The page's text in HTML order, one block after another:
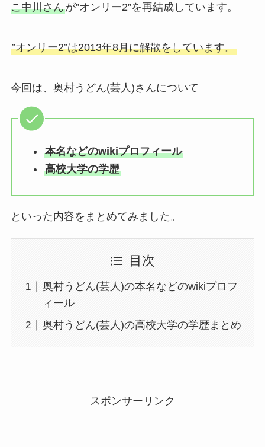
こ中川さんが”オンリー2”を再結成しています。
”オンリー2”は2013年8月に解散をしています。
今回は、奥村うどん(芸人)さんについて
本名などのwikiプロフィール
高校大学の学歴
といった内容をまとめてみました。
目次
奥村うどん(芸人)の本名などのwikiプロフ
ィール
奥村うどん(芸人)の高校大学の学歴まとめ
スポンサーリンク